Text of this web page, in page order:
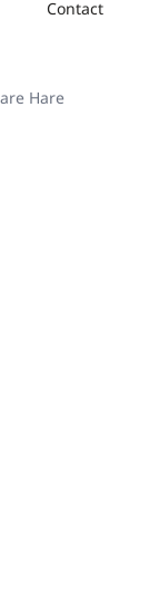
Contact
Hare